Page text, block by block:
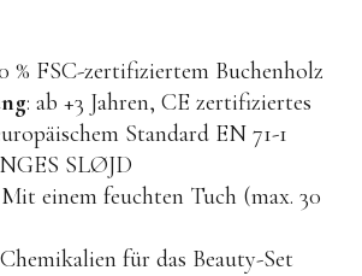
Holzspielzeug
GRIMM’S
aus dem Erzgebirge
Holzspielzeuge
WOODEN STORY
% FSC-zertifiziertem Buchenholz
: ab +3 Jahren, CE zertifiziertes
Standard EN 71-1
SLØJD
einem feuchten Tuch (max. 30
für das Beauty-Set